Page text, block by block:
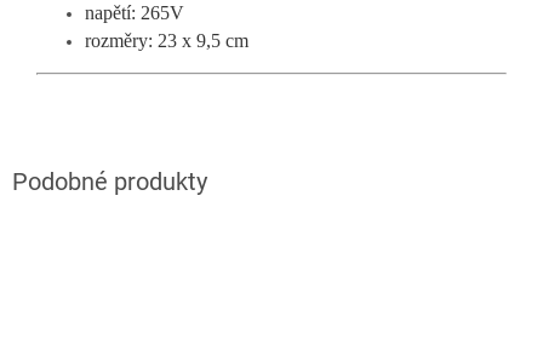
napětí: 265V
rozměry: 23 x 9,5 cm